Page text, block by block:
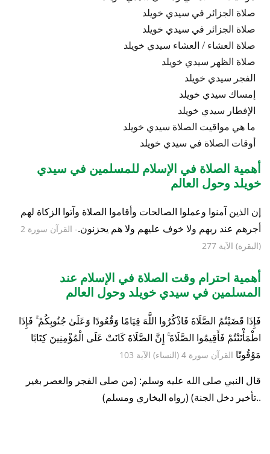
صلاة الجزائر في سيدي خويلد
صلاة الجزائر في سيدي خويلد
صلاة العشاء / العشاء سيدي خويلد
صلاة الظهر سيدي خويلد
الفجر سيدي خويلد
إمساك سيدي خويلد
الإفطار سيدي خويلد
ما هي مواقيت الصلاة سيدي خويلد
أوقات الصلاة في سيدي خويلد
أهمية الصلاة في الإسلام للمسلمين في سيدي
خويلد وحول العالم
إن الذين آمنوا وعملوا الصالحات وأقاموا الصلاة وآتوا الزكاة لهم
أجرهم عند ربهم ولا خوف عليهم ولا هم يحزنون.
- القرآن سورة 2
(البقرة) الآية 277
أهمية احترام وقت الصلاة في الإسلام عند
المسلمين في سيدي خويلد وحول العالم
فَإِذَا قَضَيْتُمُ الصَّلَاةَ فَاذْكُرُوا اللَّهَ قِيَامًا وَقُعُودًا وَعَلَىٰ جُنُوبِكُمْ ۚ فَإِذَا
اطْمَأْنَنْتُمْ فَأَقِيمُوا الصَّلَاةَ ۚ إِنَّ الصَّلَاةَ كَانَتْ عَلَى الْمُؤْمِنِينَ كِتَابًا
مَوْقُوتًا القرآن سورة 4 (النساء) الآية 103
قال النبي صلى الله عليه وسلم: (من صلى الفجر والعصر بغير
تأخير دخل الجنة) (رواه البخاري ومسلم)..